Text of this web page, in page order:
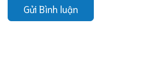
Gửi Bình luận